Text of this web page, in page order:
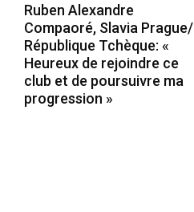
Ruben Alexandre
Compaoré, Slavia Prague/
République Tchèque: «
Heureux de rejoindre ce
club et de poursuivre ma
progression »